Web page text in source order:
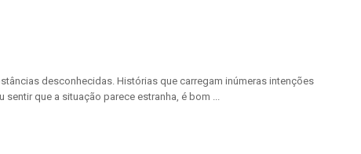
desconhecidas. Histórias que carregam inúmeras intenções
que a situação parece estranha, é bom ...